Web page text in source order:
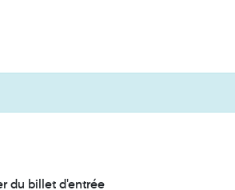
du billet d'entrée